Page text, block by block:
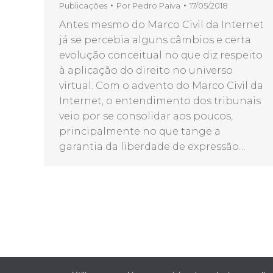
Publicações Por Pedro Paiva 17/05/2018
Antes mesmo do Marco Civil da Internet
já se percebia alguns câmbios e certa
evolução conceitual no que diz respeito
à aplicação do direito no universo
virtual. Com o advento do Marco Civil da
Internet, o entendimento dos tribunais
veio por se consolidar aos poucos,
principalmente no que tange a
garantia da liberdade de expressão…